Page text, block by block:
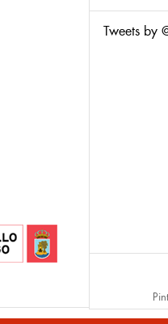
Tweets by